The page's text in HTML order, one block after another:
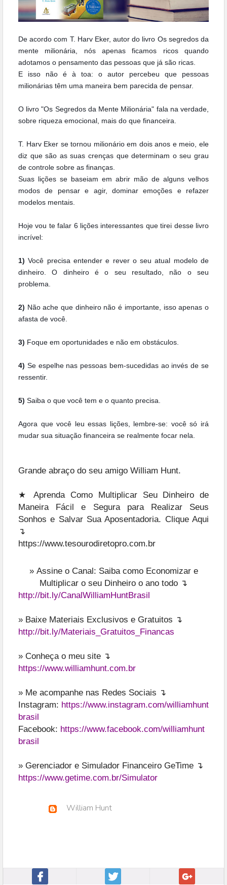
De acordo com T. Harv Eker, autor do livro Os segredos da
mente milionária, nós apenas ficamos ricos quando
adotamos o pensamento das pessoas que já são ricas.
E isso não é à toa: o autor percebeu que pessoas
milionárias têm uma maneira bem parecida de pensar.
O livro "Os Segredos da Mente Milionária" fala na verdade,
sobre riqueza emocional, mais do que financeira.
T. Harv Eker se tornou milionário em dois anos e meio, ele
diz que são as suas crenças que determinam o seu grau
de controle sobre as finanças.
Suas lições se baseiam em abrir mão de alguns velhos
modos de pensar e agir, dominar emoções e refazer
modelos mentais.
Hoje vou te falar 6 lições interessantes que tirei desse livro
incrível:
1) Você precisa entender e rever o seu atual modelo de
dinheiro. O dinheiro é o seu resultado, não o seu
problema.
2) Não ache que dinheiro não é importante, isso apenas o
afasta de você.
3) Foque em oportunidades e não em obstáculos.
4) Se espelhe nas pessoas bem-sucedidas ao invés de se
ressentir.
5) Saiba o que você tem e o quanto precisa.
Agora que você leu essas lições, lembre-se: você só irá
mudar sua situação financeira se realmente focar nela.
Grande abraço do seu amigo William Hunt.
★ Aprenda Como Multiplicar Seu Dinheiro de
Maneira Fácil e Segura para Realizar Seus
Sonhos e Salvar Sua Aposentadoria. Clique Aqui
↴
https://www.tesourodiretopro.com.br
» Assine o Canal: Saiba como Economizar e
Multiplicar o seu Dinheiro o ano todo ↴
http://bit.ly/CanalWilliamHuntBrasil
» Baixe Materiais Exclusivos e Gratuitos ↴
http://bit.ly/Materiais_Gratuitos_Financas
» Conheça o meu site ↴
https://www.williamhunt.com.br
» Me acompanhe nas Redes Sociais ↴
Instagram: https://www.instagram.com/williamhunt
brasil
Facebook: https://www.facebook.com/williamhunt
brasil
» Gerenciador e Simulador Financeiro GeTime ↴
https://www.getime.com.br/Simulator
William Hunt